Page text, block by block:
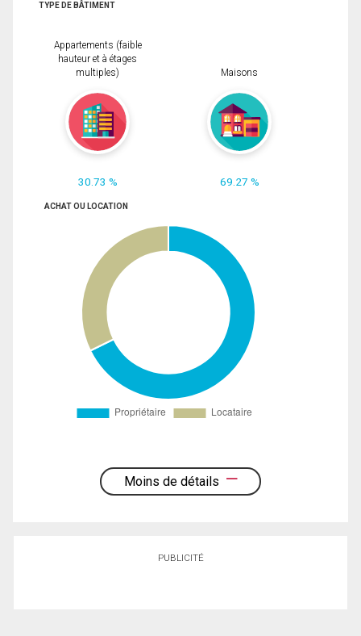
TYPE DE BÂTIMENT
Appartements (faible
hauteur et à étages
multiples)
30.73 %
Maisons
69.27 %
ACHAT OU LOCATION
Moins de détails
PUBLICITÉ